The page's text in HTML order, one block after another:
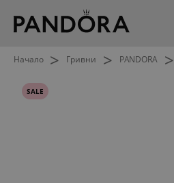
Начало > Гривни > PANDORA >
SALE